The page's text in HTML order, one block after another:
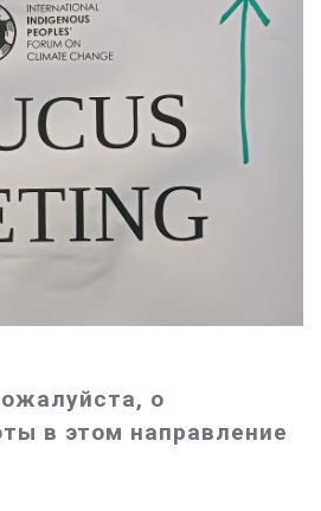
о
в этом направление